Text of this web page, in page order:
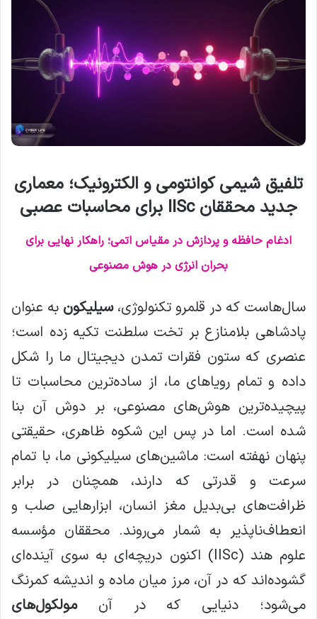
تلفیق شیمی کوانتومی و الکترونیک؛ معماری
جدید محققان IISc برای محاسبات عصبی
ادغام حافظه و پردازش در مقیاس اتمی؛ راهکار نهایی برای
بحران انرژی در هوش مصنوعی
سال‌هاست که در قلمرو تکنولوژی،سیلیکون به عنوان
پادشاهی بلامنازع بر تخت سلطنت تکیه زده است؛
عنصری که ستون فقرات تمدن دیجیتال ما را شکل
داده و تمام رویاهای ما، از ساده‌ترین محاسبات تا
پیچیده‌ترین هوش‌های مصنوعی، بر دوش آن بنا
شده است. اما در پس این شکوه ظاهری، حقیقتی
پنهان نهفته است: ماشین‌های سیلیکونی ما، با تمام
سرعت و قدرتی که دارند، همچنان در برابر
ظرافت‌های بی‌بدیل مغز انسان، ابزارهایی صلب و
انعطاف‌ناپذیر به شمار می‌روند. محققان مؤسسه
علوم هند (IISc) اکنون دریچه‌ای به سوی آینده‌ای
گشوده‌اند که در آن، مرز میان ماده و اندیشه کمرنگ
می‌شود؛ دنیایی که در آنمولکول‌های